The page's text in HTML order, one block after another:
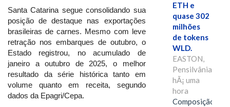
Santa Catarina segue consolidando sua
posição de destaque nas exportações
brasileiras de carnes. Mesmo com leve
retração nos embarques de outubro, o
Estado registrou, no acumulado de
janeiro a outubro de 2025, o melhor
resultado da série histórica tanto em
volume quanto em receita, segundo
dados da Epagri/Cepa.
ETH e
quase 302
milhões
de tokens
WLD.
EASTON,
Pensilvânia,
hÃ¡ uma
hora
Composição